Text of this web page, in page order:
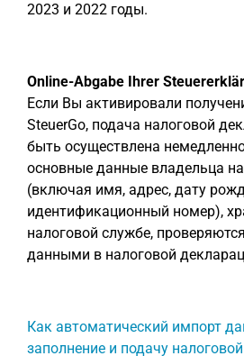
2023 и 2022 годы.
Online-Abgabe Ihrer
Если Вы активировали
SteuerGo, подача налоговой
быть осуществлена
основные данные владельца
(включая имя, адрес, дату
идентификационный номер),
налоговой службе,
данными в налоговой
Как автоматический импорт
заполнение и подачу